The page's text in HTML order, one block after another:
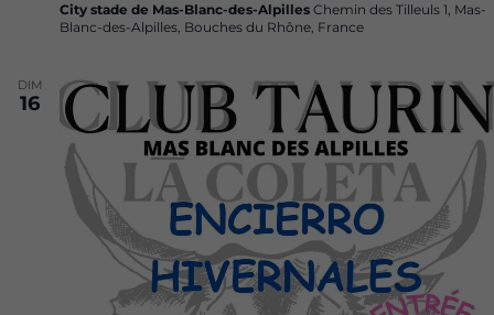
City stade de Mas-Blanc-des-Alpilles Chemin des Tilleuls 1, Mas-
Blanc-des-Alpilles, Bouches du Rhône, France
DIM
16